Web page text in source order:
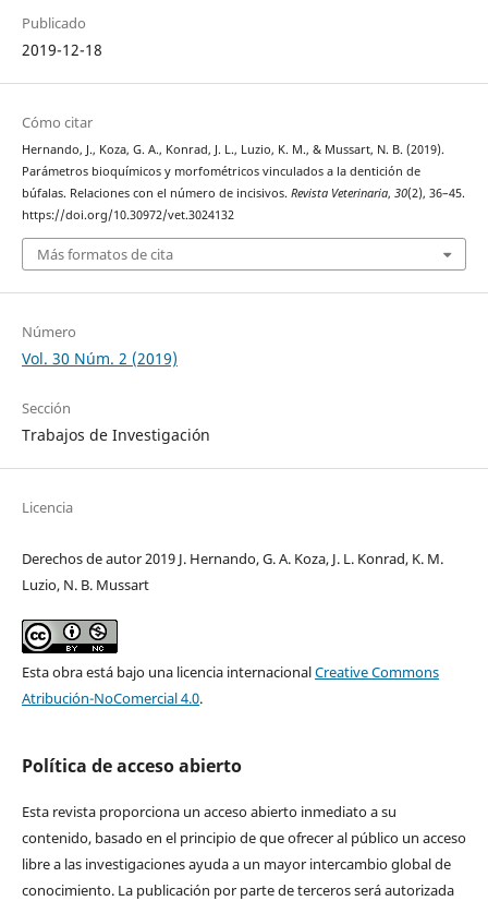
Publicado
2019-12-18
Cómo citar
Hernando, J., Koza, G. A., Konrad, J. L., Luzio, K. M., & Mussart, N. B. (2019).
Parámetros bioquímicos y morfométricos vinculados a la dentición de
búfalas. Relaciones con el número de incisivos. Revista Veterinaria, 30(2), 36–45.
https://doi.org/10.30972/vet.3024132
Más formatos de cita
Número
Vol. 30 Núm. 2 (2019)
Sección
Trabajos de Investigación
Licencia
Derechos de autor 2019 J. Hernando, G. A. Koza, J. L. Konrad, K. M.
Luzio, N. B. Mussart
Esta obra está bajo una licencia internacionalCreative Commons
Atribución-NoComercial 4.0.
Política de acceso abierto
Esta revista proporciona un acceso abierto inmediato a su
contenido, basado en el principio de que ofrecer al público un acceso
libre a las investigaciones ayuda a un mayor intercambio global de
conocimiento. La publicación por parte de terceros será autorizada